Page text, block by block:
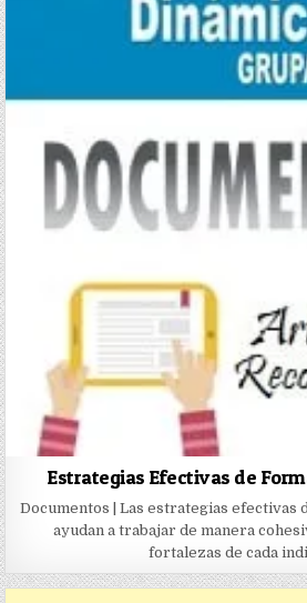
Estrategias Efectivas de
Documentos | Las estrategias efectivas
ayudan a trabajar de manera
fortalezas de cada